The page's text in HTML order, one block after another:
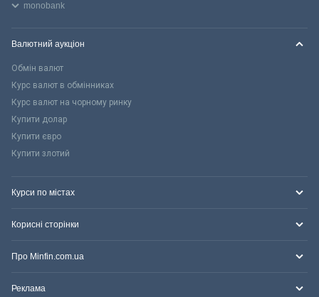
monobank
Валютний аукціон
Обмін валют
Курс валют в обмінниках
Курс валют на чорному ринку
Купити долар
Купити євро
Купити злотий
Курси по містах
Корисні сторінки
Про Minfin.com.ua
Реклама